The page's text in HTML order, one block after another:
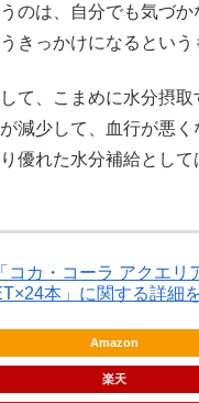
のは、自分でも気づ
きっかけになるという
て、こまめに水分摂取
減少して、血行が悪く
優れた水分補給とし
コカ・コーラ アクエリ
本」に関する詳細
Amazon
楽天